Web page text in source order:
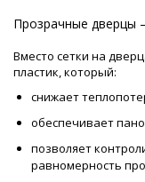
Прозрачные дверцы
Вместо сетки на
пластик, который:
снижает
обеспечивает
позволяет
равномерность